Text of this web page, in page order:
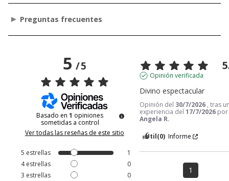
Preguntas frecuentes
5/5
Basado en1 opiniones
sometidas a control
Ver todas las reseñas de este sitio
5 estrellas
1
4estrellas
0
3 estrellas
0
5
Opinión verificada
Divino espectacular
Opinión del 30/7/2026 , tras
experiencia del17/7/2026 por
Angela R.
Útil(0) Informe
1